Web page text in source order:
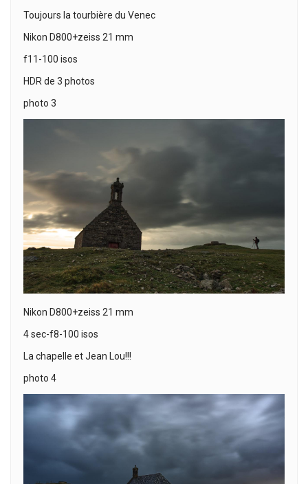
Toujours la tourbière du Venec
Nikon D800+zeiss 21 mm
f11-100 isos
HDR de 3 photos
photo 3
Nikon D800+zeiss 21 mm
4 sec-f8-100 isos
La chapelle et Jean Lou!!!
photo 4